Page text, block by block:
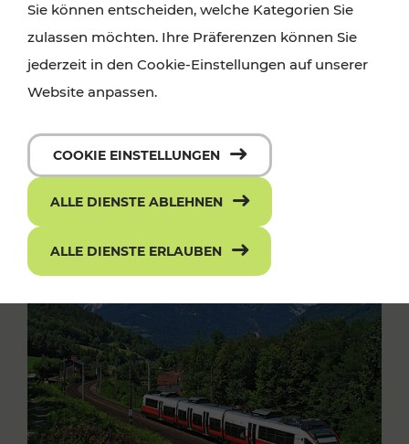
Sie können entscheiden, welche Kategorien Sie
zulassen möchten. Ihre Präferenzen können Sie
jederzeit in den Cookie-Einstellungen auf unserer
Website anpassen.
COOKIE EINSTELLUNGEN
ALLE DIENSTE ABLEHNEN
ALLE DIENSTE ERLAUBEN